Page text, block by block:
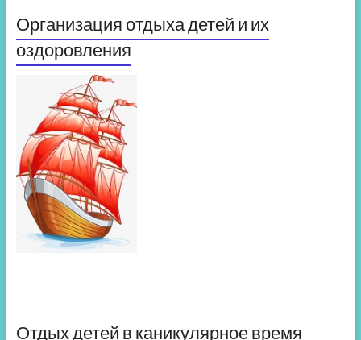
Организация отдыха детей и их
оздоровления
Отдых детей в каникулярное время